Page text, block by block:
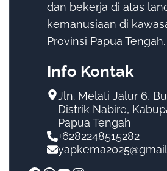
dan bekerja di atas
kemanusiaan di
Provinsi Papua Tengah.
Info Kontak
Jln. Melati Jalur 6,
Distrik Nabire,
Papua Tengah
+6282248515282